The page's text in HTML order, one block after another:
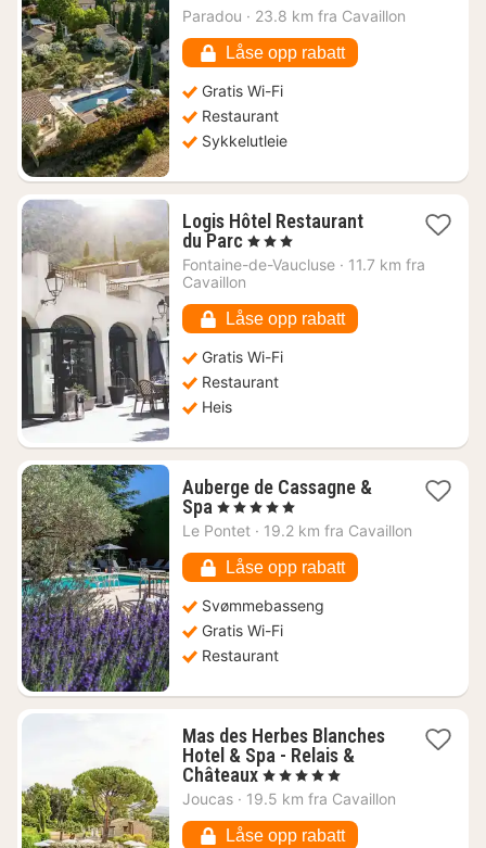
fra
kr.
Paradou · 23.8 km fra Cavaillon
Låse opp rabatt
Gratis Wi-Fi
Restaurant
Sykkelutleie
Logis Hôtel Restaurant
du Parc1
natt
kr.
, 3 Stjerner
Fontaine-de-Vaucluse · 11.7 km fra
Cavaillon
Låse opp rabatt
Gratis Wi-Fi
Restaurant
Heis
Auberge de Cassagne &
Spa 1
natt
2880
kr.
, 5 Stjerner
Le Pontet · 19.2 km fra Cavaillon
Låse opp rabatt
Svømmebasseng
Gratis Wi-Fi
Restaurant
Mas des Herbes Blanches
Hotel & Spa - Relais &
Châteaux1
natt
4269
, 5 Stjerner
Joucas · 19.5 km fra Cavaillon
Låse opp rabatt